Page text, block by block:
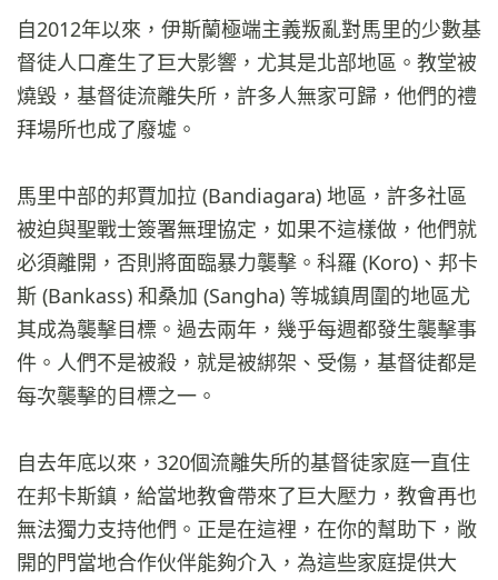
自2012年以來，伊斯蘭極端主義叛亂對馬里的少數基
督徒人口產生了巨大影響，尤其是北部地區。教堂被
燒毀，基督徒流離失所，許多人無家可歸，他們的禮
拜場所也成了廢墟。
馬里中部的邦賈加拉 (Bandiagara) 地區，許多社區
被迫與聖戰士簽署無理協定，如果不這樣做，他們就
必須離開，否則將面臨暴力襲擊。科羅 (Koro)、邦卡
斯 (Bankass) 和桑加 (Sangha) 等城鎮周圍的地區尤
其成為襲擊目標。過去兩年，幾乎每週都發生襲擊事
件。人們不是被殺，就是被綁架、受傷，基督徒都是
每次襲擊的目標之一。
自去年底以來，320個流離失所的基督徒家庭一直住
在邦卡斯鎮，給當地教會帶來了巨大壓力，教會再也
無法獨力支持他們。正是在這裡，在你的幫助下，敞
開的門當地合作伙伴能夠介入，為這些家庭提供大